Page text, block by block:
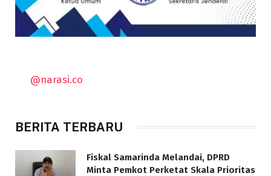
@narasi.co
BERITA TERBARU
Fiskal Samarinda Melandai, DPRD
Minta Pemkot Perketat Skala Prioritas